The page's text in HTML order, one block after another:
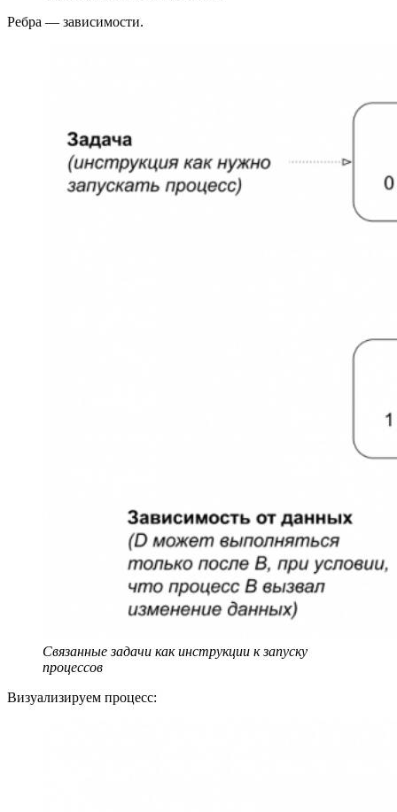
Ребра — зависимости.
Связанные задачи как инструкции к запуску
процессов
Визуализируем процесс: